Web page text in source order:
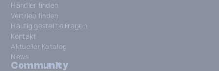
Händler finden
Vertrieb finden
Häufig gestellte Fragen
Kontakt
Aktueller Katalog
News
Community